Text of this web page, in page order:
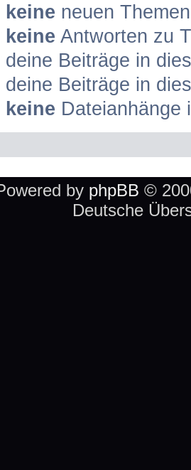
keine neuen
keine Antworten zu
deine Beiträge in
deine Beiträge in
keine Dateianhänge
by phpBB ©
Deutsche